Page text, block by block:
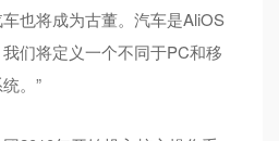
也将成为古董。汽车是AliOS
们将定义一个不同于PC和移
。”